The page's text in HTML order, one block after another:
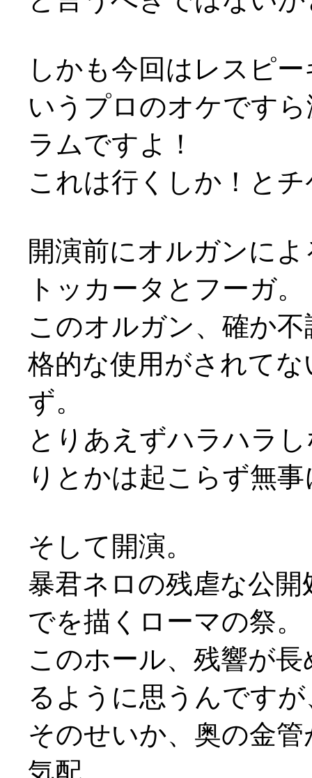
しかも今回はレスピ
いうプロのオケです
ラムですよ！
これは行くしか！と
開演前にオルガンに
トッカータとフーガ。
このオルガン、確か
格的な使用がされて
ず。
とりあえずハラハラ
りとかは起こらず無
そして開演。
暴君ネロの残虐な公
でを描くローマの祭。
このホール、残響が
るように思うんですが
そのせいか、奥の金